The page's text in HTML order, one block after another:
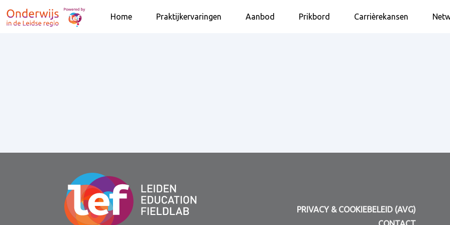
Home Praktijkervaringen Aanbod Prikbord Carrièrekansen
PRIVACY & COOKIEBELEID (AVG)